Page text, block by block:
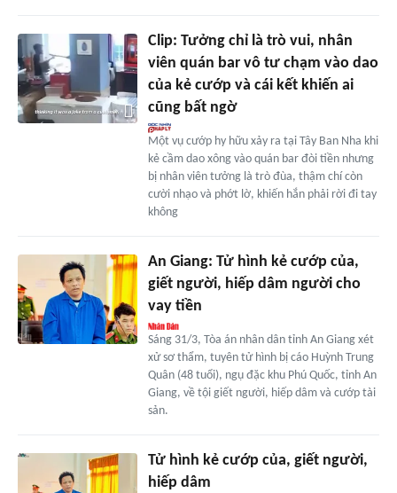
Clip: Tưởng chỉ là trò vui, nhân
viên quán bar vô tư chạm vào dao
của kẻ cướp và cái kết khiến ai
cũng bất ngờ
Một vụ cướp hy hữu xảy ra tại Tây Ban Nha khi
kẻ cầm dao xông vào quán bar đòi tiền nhưng
bị nhân viên tưởng là trò đùa, thậm chí còn
cười nhạo và phớt lờ, khiến hắn phải rời đi tay
không
An Giang: Tử hình kẻ cướp của,
giết người, hiếp dâm người cho
vay tiền
Sáng 31/3, Tòa án nhân dân tỉnh An Giang xét
xử sơ thẩm, tuyên tử hình bị cáo Huỳnh Trung
Quân (48 tuổi), ngụ đặc khu Phú Quốc, tỉnh An
Giang, về tội giết người, hiếp dâm và cướp tài
sản.
Tử hình kẻ cướp của, giết người,
hiếp dâm